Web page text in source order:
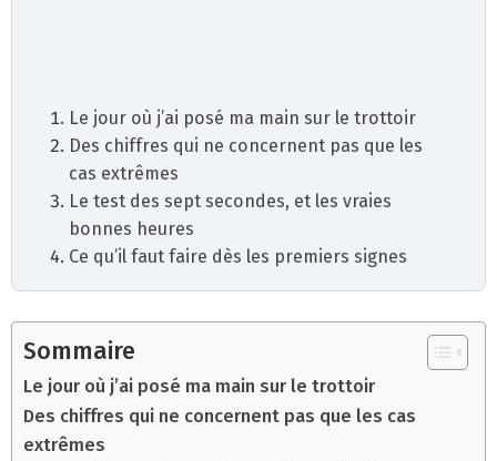
Le jour où j’ai posé ma main sur le trottoir
Des chiffres qui ne concernent pas que les
cas extrêmes
Le test des sept secondes, et les vraies
bonnes heures
Ce qu’il faut faire dès les premiers signes
Sommaire
Le jour où j’ai posé ma main sur le trottoir
Des chiffres qui ne concernent pas que les cas
extrêmes